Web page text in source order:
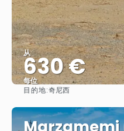
从
630 €
每位
目的地:奇尼西